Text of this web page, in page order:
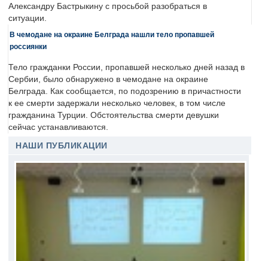
Александру Бастрыкину с просьбой разобраться в
ситуации.
В чемодане на окраине Белграда нашли тело пропавшей
россиянки
Тело гражданки России, пропавшей несколько дней назад в
Сербии, было обнаружено в чемодане на окраине
Белграда. Как сообщается, по подозрению в причастности
к ее смерти задержали несколько человек, в том числе
гражданина Турции. Обстоятельства смерти девушки
сейчас устанавливаются.
НАШИ ПУБЛИКАЦИИ